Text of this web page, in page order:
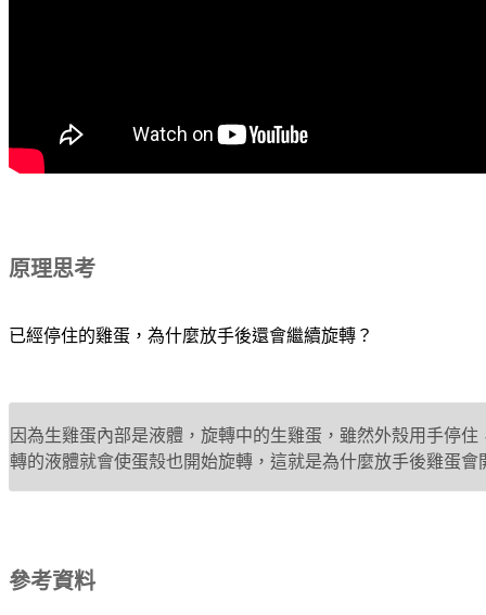
原理思考
已經停住的雞蛋，為什麼放手後還會繼續旋轉？
因為生雞蛋內部是液體，旋轉中的生雞蛋，雖然外殼用手停
轉的液體就會使蛋殼也開始旋轉，這就是為什麼放手後雞蛋會
參考資料